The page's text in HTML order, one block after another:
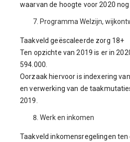
waarvan de hoogte voor 2020 nog
Programma Welzijn,
Taakveld geëscaleerde zorg 18+
Ten opzichte van 2019 is er in
594.000.
Oorzaak hiervoor is indexering
en verwerking van de
2019.
Werk en inkomen
Taakveld inkomensregelingen